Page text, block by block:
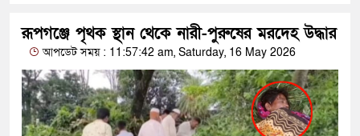
রূপগঞ্জে পৃথক স্থান থেকে নারী-পুরুষের মরদেহ উদ্ধার
আপডেট সময় : 11:57:42 am, Saturday, 16 May 2026